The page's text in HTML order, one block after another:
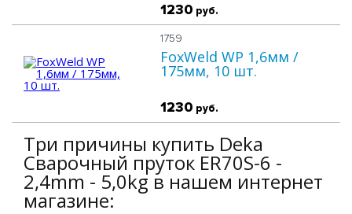
1230 руб.
FoxWeld WP 1,6мм /
175мм, 10 шт.
1759
1230 руб.
Три причины купить Deka
Сварочный пруток ER70S-6 -
2,4mm - 5,0kg в нашем интернет
магазине: